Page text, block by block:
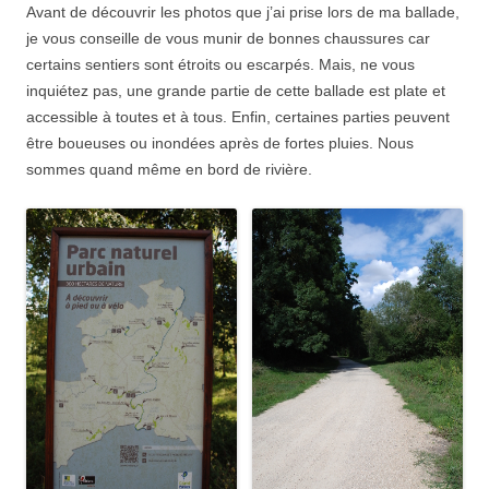
Avant de découvrir les photos que j’ai prise lors de ma ballade,
je vous conseille de vous munir de bonnes chaussures car
certains sentiers sont étroits ou escarpés. Mais, ne vous
inquiétez pas, une grande partie de cette ballade est plate et
accessible à toutes et à tous. Enfin, certaines parties peuvent
être boueuses ou inondées après de fortes pluies. Nous
sommes quand même en bord de rivière.